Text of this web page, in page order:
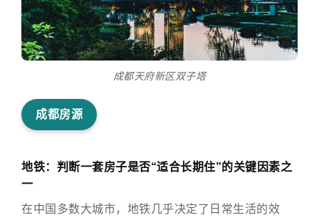
成都天府新区双子塔
成都房源
地铁：判断一套房子是否“适合长期住”的关键因素之
一
在中国多数大城市，地铁几乎决定了日常生活的效